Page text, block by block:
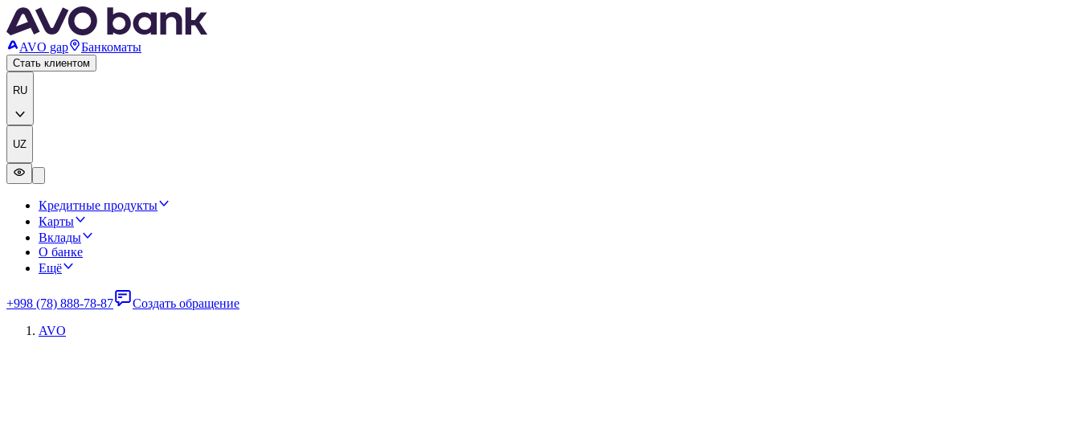
AVO gap Банкоматы
Стать клиентом
RU
UZ
Кредитные продукты
Карты
Вклады
О банке
Ещё
+998 (78) 888-78-87
Создать обращение
AVO